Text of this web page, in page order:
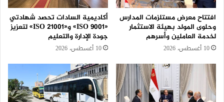
افتتاح معرض مستلزمات المدارس
وحلوى المولد بهيئة الاستثمار
لخدمة العاملين وأسرهم
10 أغسطس، 2026
أكاديمية السادات تحصد شهادتي
«ISO 9001» و«ISO 21001» لتعزيز
جودة الإدارة والتعليم
10 أغسطس، 2026